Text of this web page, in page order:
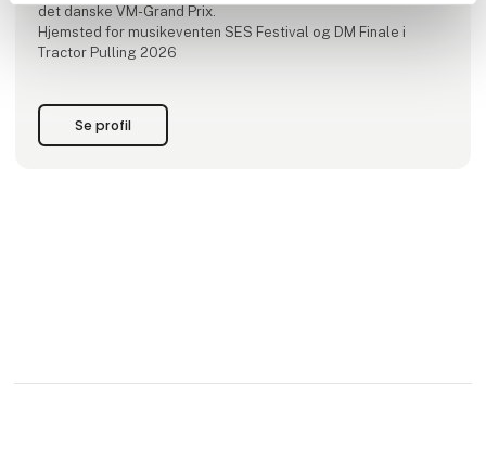
det danske VM-Grand Prix.
Hjemsted for musikeventen SES Festival og DM Finale i
Tractor Pulling 2026
Se profil